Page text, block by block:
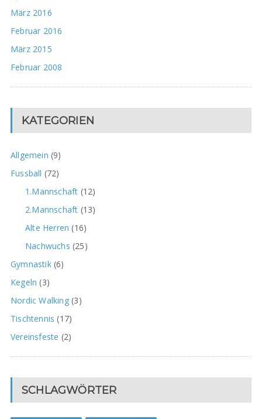
März 2016
Februar 2016
März 2015
Februar 2008
KATEGORIEN
Allgemein (9)
Fussball (72)
1.Mannschaft (12)
2.Mannschaft (13)
Alte Herren (16)
Nachwuchs (25)
Gymnastik(6)
Kegeln (3)
Nordic Walking(3)
Tischtennis (17)
Vereinsfeste (2)
SCHLAGWÖRTER